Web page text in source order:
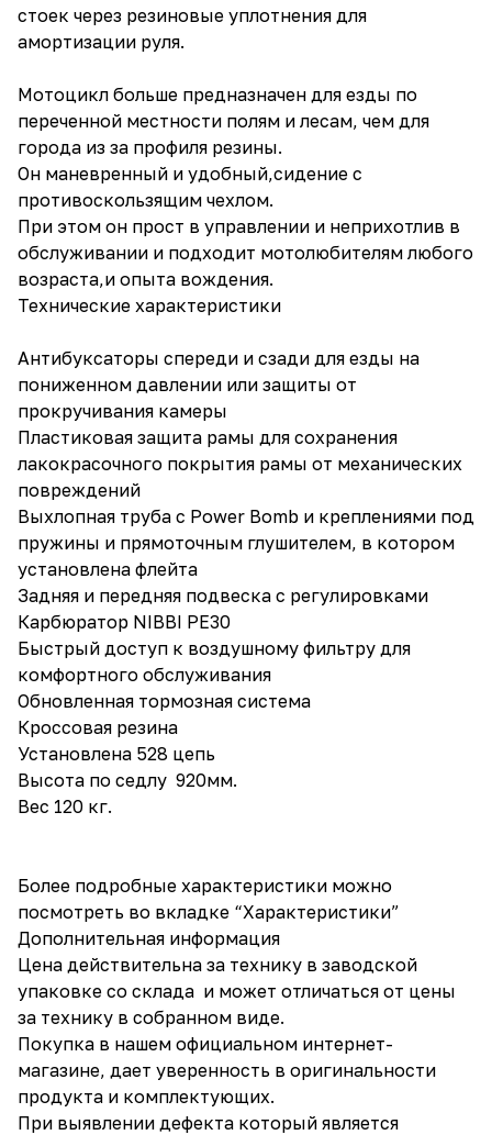
стоек через резиновые уплотнения для
амортизации руля.
Мотоцикл больше предназначен для езды по
переченной местности полям и лесам, чем для
города из за профиля резины.
Он маневренный и удобный,сидение с
противоскользящим чехлом.
При этом он прост в управлении и неприхотлив в
обслуживании и подходит мотолюбителям любого
возраста,и опыта вождения.
Технические характеристики
Антибуксаторы спереди и сзади для езды на
пониженном давлении или защиты от
прокручивания камеры
Пластиковая защита рамы для сохранения
лакокрасочного покрытия рамы от механических
повреждений
Выхлопная труба с Power Bomb и креплениями под
пружины и прямоточным глушителем, в котором
установлена флейта
Задняя и передняя подвеска с регулировками
Карбюратор NIBBI PE30
Быстрый доступ к воздушному фильтру для
комфортного обслуживания
Обновленная тормозная система
Кроссовая резина
Установлена 528 цепь
Высота по седлу 920мм.
Вес 120 кг.
Более подробные характеристики можно
посмотреть во вкладке “Характеристики”
Дополнительная информация
Цена действительна за технику в заводской
упаковке со склада и может отличаться от цены
за технику в собранном виде.
Покупка в нашем официальном интернет-
магазине, дает уверенность в оригинальности
продукта и комплектующих.
При выявлении дефекта который является